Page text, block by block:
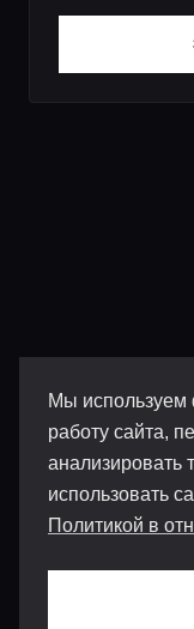
Мы используем
работу сайта,
анализировать
использовать
Политикой в